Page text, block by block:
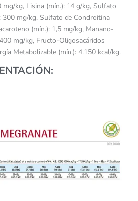
mg/kg, Lisina (mín.): 14 g/kg, Sulfato
300 mg/kg, Sulfato de Condroitina
(mín.): 1,5 mg/kg, Manano-
mg/kg, Fructo-Oligosacáridos
Metabolizable (mín.): 4.150 kcal/kg.